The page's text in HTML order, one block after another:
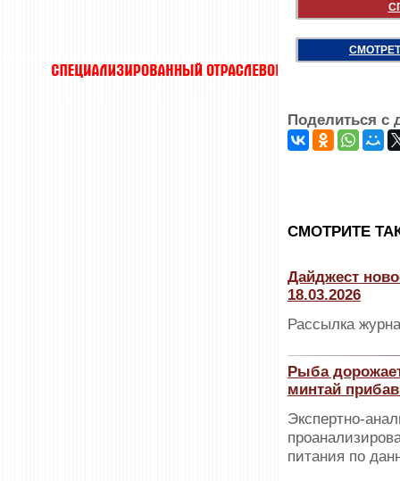
Поделиться с
CМОТРИТЕ
Дайджест
18.03.2026
Рассылка
Рыба
минтай
Экспертно-
питания по